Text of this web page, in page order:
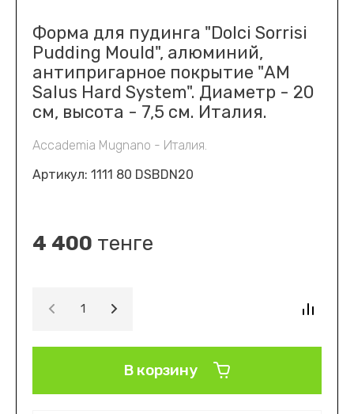
Форма для пудинга "Dolci Sorrisi
Pudding Mould", алюминий,
антипригарное покрытие "AM
Salus Hard System". Диаметр - 20
см, высота - 7,5 см. Италия.
Accademia Mugnano - Италия.
Артикул: 1111 80 DSBDN20
4 400 тенге
В корзину